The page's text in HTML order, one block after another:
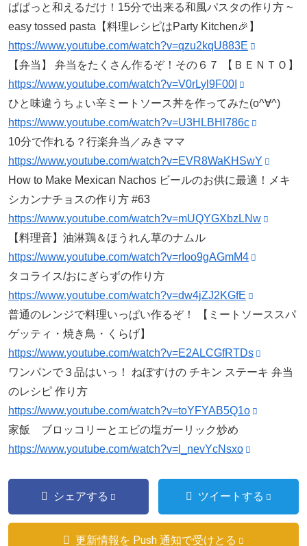
ぱぱっと和えるだけ！15分で出来る和風パスタの作り方 ~
easy tossed pasta【料理レシピはParty Kitchen🎉】
https://www.youtube.com/watch?v=qzu2kqU883E
【弁当】 弁当をたくさん作るぞ！その６７ 【ＢＥＮＴＯ】
https://www.youtube.com/watch?v=V0rLyl9F00I
ひと味違うちょい辛ミートソース丼を作ってみた(o^∀^)
https://www.youtube.com/watch?v=U3HLBHl786c
10分で作れる？行楽弁当／みきママ
https://www.youtube.com/watch?v=EVR8WaKHSwY
How to Make Mexican Nachos ビールのお供に最適！メキ
シカンナチョスの作り方 #63
https://www.youtube.com/watch?v=mUQYGXbzLNw
【料理音】油淋鶏＆ほうれん草のナムル
https://www.youtube.com/watch?v=rIoo9gAGmM4
タコライス/おにぎらずの作り方
https://www.youtube.com/watch?v=dw4jZJ2KGfE
普通のレンジで料理いっぱい作るぞ！ 【ミートソーススパ
ゲッティ・焼き鳥・くらげ】
https://www.youtube.com/watch?v=E2ALCGfRTDs
ワンパンで３品はいっ！ ねぼすけの チキン ステーキ 弁当
のレシピ 作り方
https://www.youtube.com/watch?v=toYFYAB5Q1o
家飯 ブロッコリーとエビの塩ガーリック炒め
https://www.youtube.com/watch?v=l_nevYcNsxo
シェアする ツイートする
更新情報を Push 通知で受けとる